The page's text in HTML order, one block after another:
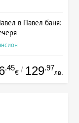
в Павел баня:
.45
€ / 129.97
лв.